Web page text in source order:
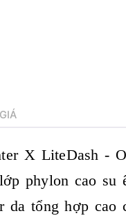
X LiteDash -
phylon cao su
da tổng hợp